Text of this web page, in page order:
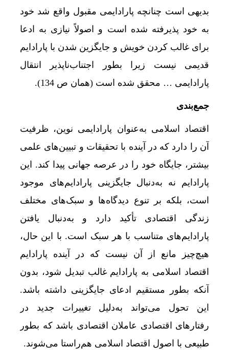
بدیهی است چنانچه پارادایمی مقبول واقع شد خود
به خود پذیرفته شده است و اصولاً نیازی به ادعا
برای غالب کردن خویش و جایگزین شدن با پارادایم
قدیمی نیست زیرا ب‏طور اجتناب‌ناپذیر انتقال
پارادایمی … محقق شده است (همان ص 134).
جمع‌بندی
اقتصاد اسلامی به‌عنوان پارادایمی نوین، ظرفیت
آن را دارد که در آینده با تحقیقات و تبیین‌های علمی
بیشتر، جایگاه خود را در عرصه جهانی پیدا کند. این
پارادایم نه به‌دنبال جایگزینی پارادایم‌های موجود
است، بلکه بر تنوع دیدگاه‌ها و سبک‌های مختلف
زندگی اقتصادی تأکید دارد و به‌دنبال یافتن
پارادایم‌های متناسب با هر سبک است. با این حال،
هیچ‌چیز مانع از آن نیست که در آینده پارادایم
اقتصاد اسلامی به پارادایم غالب تبدیل شود، بدون
آنکه بطور مستقیم ادعای جایگزینی داشته باشد.
این تحول می‌تواند به‌دلیل تغییرات جدید در
رفتارهای اقتصادی عاملان اقتصادی باشد که بطور
طبیعی با اصول اقتصاد اسلامی هم‌راستا می‌شوند.